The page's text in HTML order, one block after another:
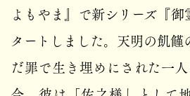
よもやま』で新シリーズ『
タートしました。天明の飢
だ罪で生き埋めにされた一